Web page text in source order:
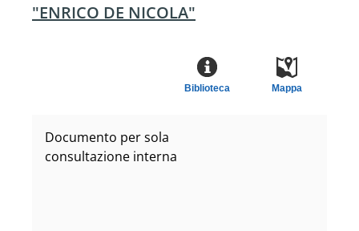
"ENRICO DE NICOLA"
Mappa
Biblioteca
Documento per sola
consultazione interna